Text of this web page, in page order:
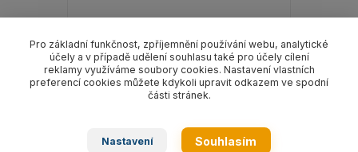
Pro základní funkčnost, zpříjemnění používání webu, analytické
účely a v případě udělení souhlasu také pro účely cílení
reklamy využíváme soubory cookies. Nastavení vlastních
preferencí cookies můžete kdykoli upravit odkazem ve spodní
části stránek.
Nastavení Souhlasím